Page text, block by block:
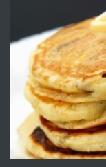
ПРЕДЛАГА
ПРЕДЛАГА